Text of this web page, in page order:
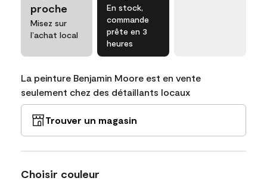
proche
Misez sur
l’achat local
En stock,
commande
prête en 3
heures
La peinture Benjamin Moore est en vente
seulement chez des détaillants locaux
Trouver un magasin
Choisir couleur